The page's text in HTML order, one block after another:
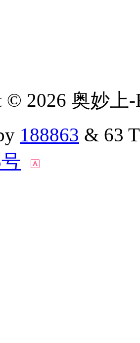
© 2026 奥妙上
188863 & 63